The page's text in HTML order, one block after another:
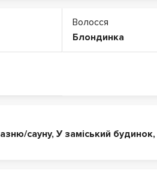
Волосся
Блондинка
сауну, У заміський будинок,